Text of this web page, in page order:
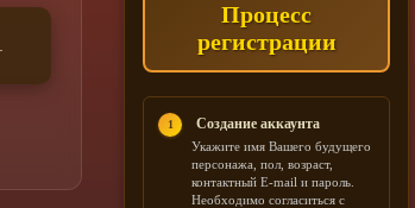
Процесс
регистрации
1 Создание аккаунта
Укажите имя Вашего будущего
персонажа, пол, возраст,
контактный E-mail и пароль.
Необходимо согласиться с